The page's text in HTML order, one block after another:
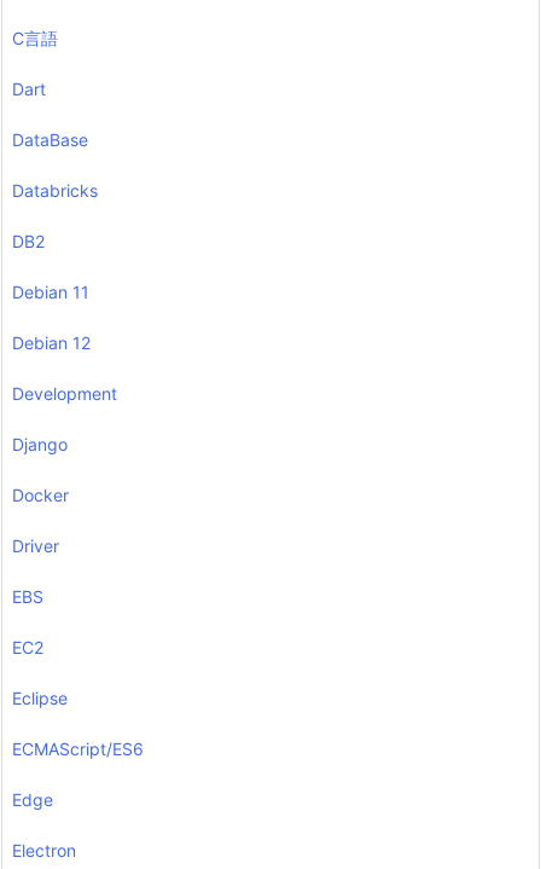
C言語
Dart
DataBase
Databricks
DB2
Debian 11
Debian 12
Development
Django
Docker
Driver
EBS
EC2
Eclipse
ECMAScript/ES6
Edge
Electron